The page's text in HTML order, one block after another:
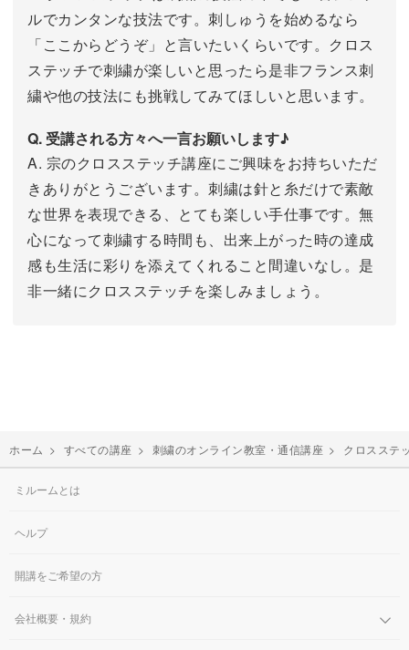
ルでカンタンな技法です。刺しゅうを始めるなら
「ここからどうぞ」と言いたいくらいです。クロス
ステッチで刺繍が楽しいと思ったら是非フランス刺
繍や他の技法にも挑戦してみてほしいと思います。
Q. 受講される方々へ一言お願いします♪
A. 宗のクロスステッチ講座にご興味をお持ちいただ
きありがとうございます。刺繍は針と糸だけで素敵
な世界を表現できる、とても楽しい手仕事です。無
心になって刺繍する時間も、出来上がった時の達成
感も生活に彩りを添えてくれること間違いなし。是
非一緒にクロスステッチを楽しみましょう。
ホーム > すべての講座 > 刺繍のオンライン教室・通信講座 > クロスステ
ミルームとは
ヘルプ
開講をご希望の方
会社概要・規約